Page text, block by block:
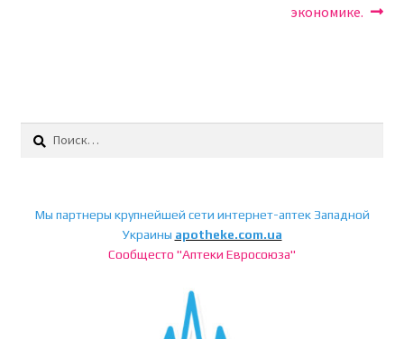
экономике.
Найти:
Мы партнеры крупнейшей сети интернет-аптек Западной
Украины apotheke.com.ua
Сообщесто "Аптеки Евросоюза"